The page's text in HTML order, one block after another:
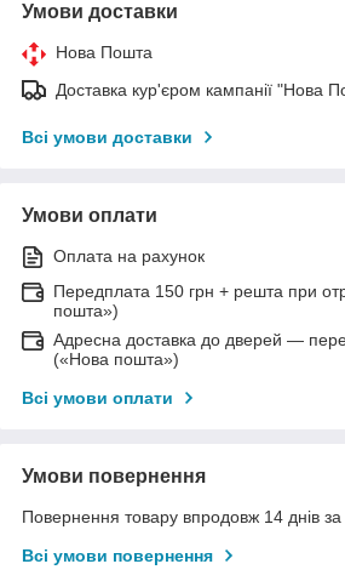
Умови доставки
Нова Пошта
Доставка кур'єром кампанії "Нова
Всі умови доставки
Умови оплати
Оплата на рахунок
Передплата 150 грн + решта при
пошта»)
Адресна доставка до дверей —
(«Нова пошта»)
Всі умови оплати
Умови повернення
Повернення товару впродовж 14 днів
Всі умови повернення